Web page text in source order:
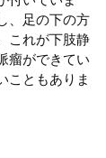
、足の下の方
これが下肢静
瘤ができてい
こともありま